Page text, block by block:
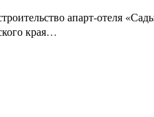
апарт-отеля
края…